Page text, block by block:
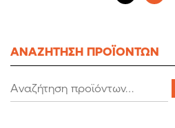
ΑΝΑΖΗΤΗΣΗ ΠΡΟΪΟΝΤΩΝ
Αναζήτηση
για: